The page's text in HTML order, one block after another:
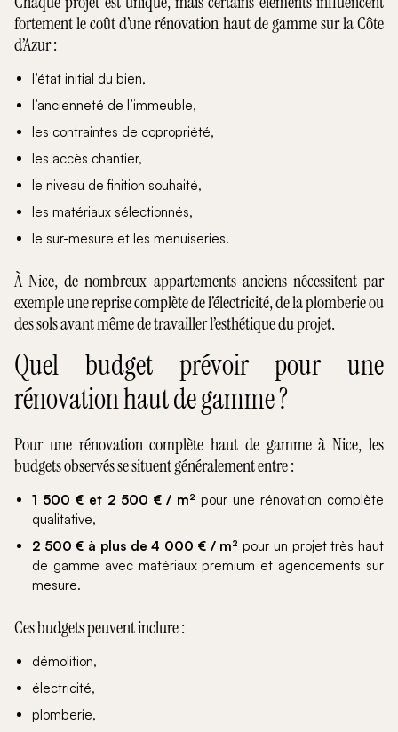
fortement le coût d’une rénovation haut de gamme sur la Côte
d’Azur :
l’état initial du bien,
l’ancienneté de l’immeuble,
les contraintes de copropriété,
les accès chantier,
le niveau de finition souhaité,
les matériaux sélectionnés,
le sur-mesure et les menuiseries.
À Nice, de nombreux appartements anciens nécessitent par
exemple une reprise complète de l’électricité, de la plomberie ou
des sols avant même de travailler l’esthétique du projet.
Quel budget prévoir pour une
rénovation haut de gamme ?
Pour une rénovation complète haut de gamme à Nice, les
budgets observés se situent généralement entre :
1 500 € et 2 500 € / m² pour une rénovation complète
qualitative,
2 500 € à plus de 4 000 € / m² pour un projet très haut
de gamme avec matériaux premium et agencements sur
mesure.
Ces budgets peuvent inclure :
démolition,
électricité,
plomberie,